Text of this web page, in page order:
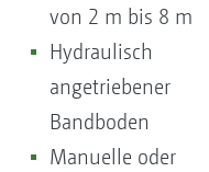
von 2 m bis 8 m
Hydraulisch
angetriebener
Bandboden
Manuelle oder